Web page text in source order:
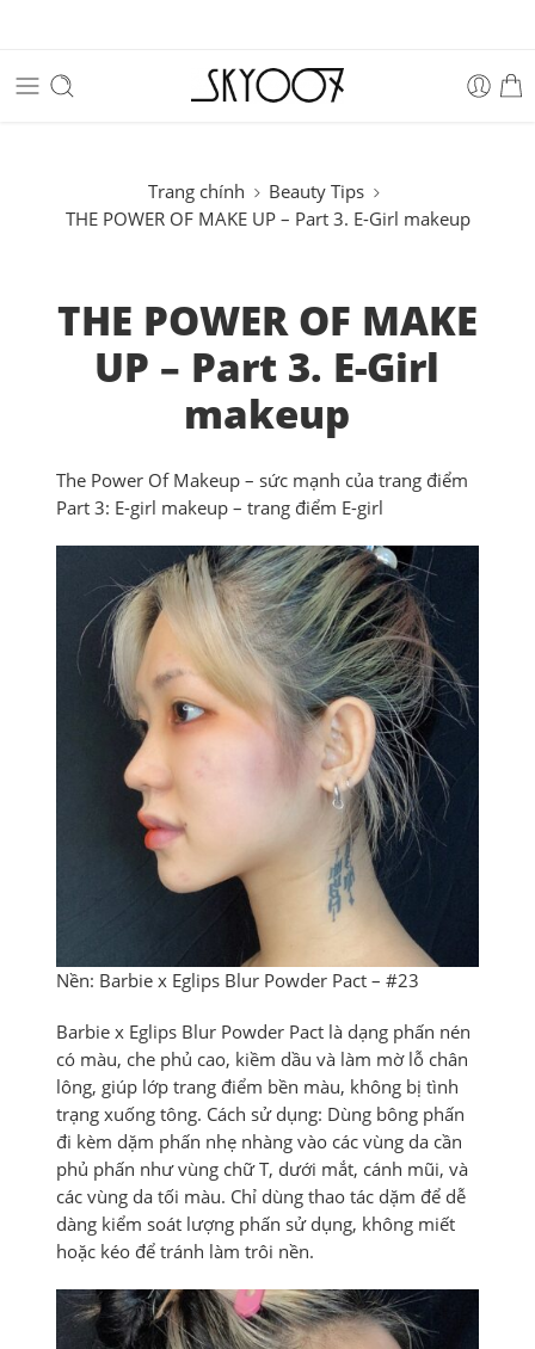
Trang chính
Beauty Tips
THE POWER OF MAKE UP – Part 3. E-Girl makeup
THE POWER OF MAKE
UP – Part 3. E-Girl
makeup
The Power Of Makeup – sức mạnh của trang điểm
Part 3: E-girl makeup – trang điểm E-girl
Nền: Barbie x Eglips Blur Powder Pact – #23
Barbie x Eglips Blur Powder Pact là dạng phấn nén
có màu, che phủ cao, kiềm dầu và làm mờ lỗ chân
lông, giúp lớp trang điểm bền màu, không bị tình
trạng xuống tông. Cách sử dụng: Dùng bông phấn
đi kèm dặm phấn nhẹ nhàng vào các vùng da cần
phủ phấn như vùng chữ T, dưới mắt, cánh mũi, và
các vùng da tối màu. Chỉ dùng thao tác dặm để dễ
dàng kiểm soát lượng phấn sử dụng, không miết
hoặc kéo để tránh làm trôi nền.